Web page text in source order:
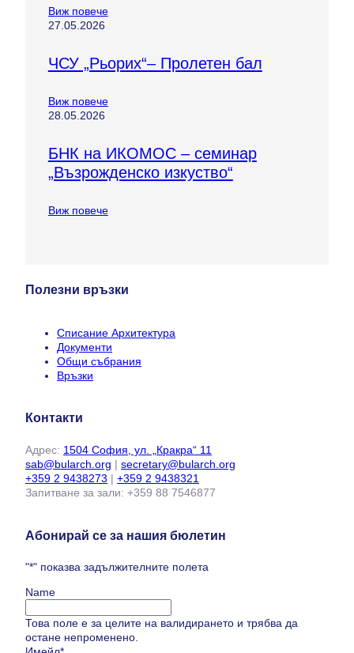
Виж повече
27.05.2026
ЧСУ „Рьорих“– Пролетен бал
Виж повече
28.05.2026
БНК на ИКОМОС – семинар
„Възрожденско изкуство“
Виж повече
Полезни връзки
Списание Архитектура
Документи
Общи събрания
Връзки
Контакти
Адрес: 1504 София, ул. „Кракра“ 11
sab@bularch.org | secretary@bularch.org
+359 2 9438273 | +359 2 9438321
Запитване за зали: +359 88 7546877
Абонирай се за нашия бюлетин
"*" показва задължителните полета
Name
Това поле е за целите на валидирането и трябва да
остане непроменено.